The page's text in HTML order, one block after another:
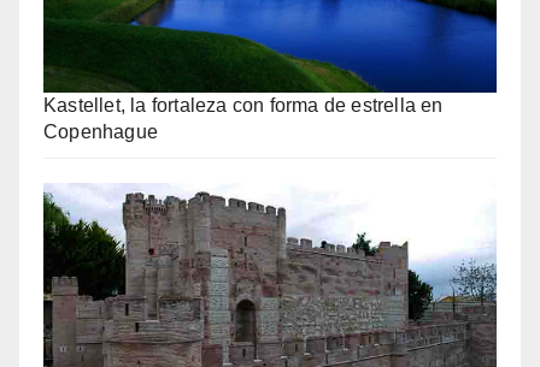
Kastellet, la fortaleza con forma de estrella en
Copenhague